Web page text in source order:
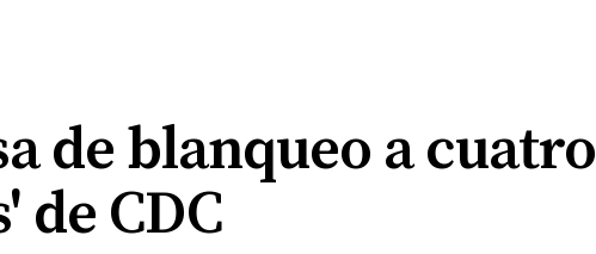
de blanqueo a cuatro
de CDC